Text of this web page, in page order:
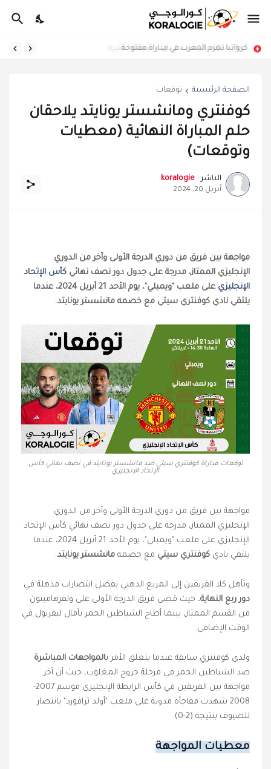
كرواتيا تهزم المغرب في مباراة مفتوحة
الصفحة الرئيسية توقعات
كوفنتري ومانشستر يونايتد يلاحقان
حلم المباراة النهائية (معطيات
وتوقعات)
الناشر : koralogie
أبريل 20, 2024
مواجهة بين فريق من دوري الدرجة الأولى وآخر من الدوري
الإنجليزي الممتاز، مدرجة على جدول دور نصف نهائي كأس الإتحاد
الإنجليزي
على ملعب "ويمبلي"، يوم الأحد 21 أبريل 2024، عندما
يلتقي نادي كوفنتري سيتي مع خصمه مانشستر يونايتد.
توقعات مباراة كوفنتري سيتي ضد مانشستر يونايتد في نصف نهائي كأس
الإتحاد الإنجليزي
مواجهة بين فريق من دوري الدرجة الأولى وآخر من الدوري
الإنجليزي الممتاز، مدرجة على جدول دور نصف نهائي كأس الإتحاد
الإنجليزي على ملعب "ويمبلي"، يوم الأحد 21 أبريل 2024، عندما
يلتقي نادي كوفنتري سيتي مع خصمه مانشستر يونايتد.
وتأهل كلا الفريقين إلى المربع الذهبي بفضل انتصارات مذهلة في
دور ربع النهاية، حيث قضى فريق الدرجة الأولى على ولفرهامبتون
من القسم الممتاز، بينما أطاح الشياطين الحمر بآمال ليفربول في
الوقت الإضافي.
ولدى كوفنتري سابقة عندما يتعلق الأمر بالمواجهات المباشرة
ضد الشياطين الحمر في مرحلة خروج المغلوب، حيث أن آخر
مواجهة بين الفريقين في كأس الرابطة الإنجليزي موسم 2007-
2008 شهدت مفاجأة مدوية على ملعب "أولد ترافورد" بانتصار
للضيوف بنتيجة (2-0).
معطيات المواجهة